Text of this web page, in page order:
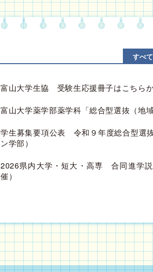
すべて
富山大学生協 受験生応援冊子はこちら
富山大学薬学部薬学科「総合型選抜（地
学生募集要項公表 令和９年度総合型選
ン学部）
2026県内大学・短大・高専 合同進学
催）